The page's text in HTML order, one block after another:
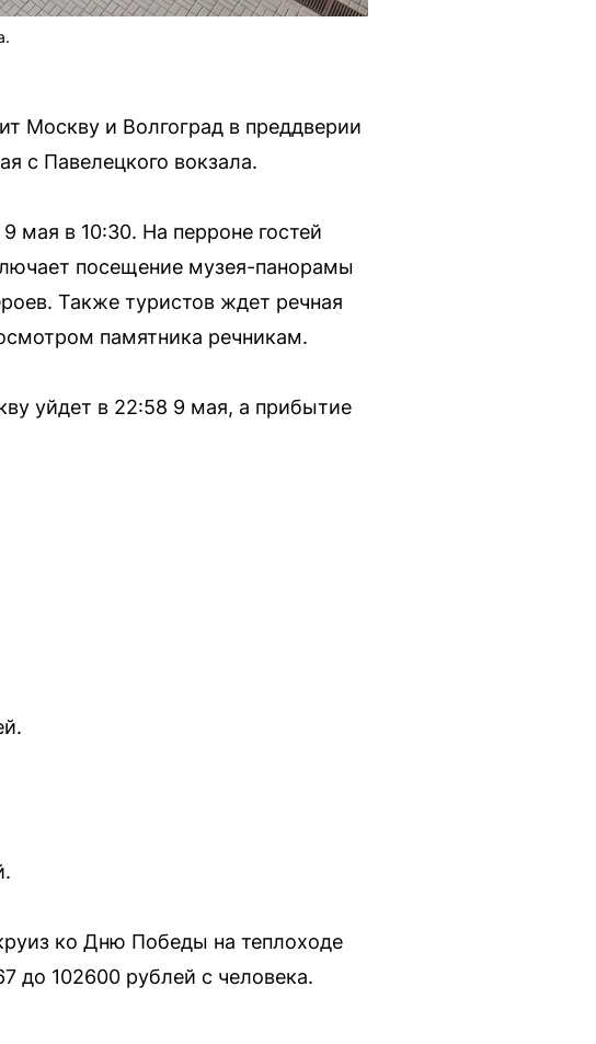
Москву и Волгоград в преддверии
с Павелецкого вокзала.
мая в 10:30. На перроне гостей
посещение музея-панорамы
Также туристов ждет речная
памятника речникам.
уйдет в 22:58 9 мая, а прибытие
ко Дню Победы на теплоходе
до 102600 рублей с человека.